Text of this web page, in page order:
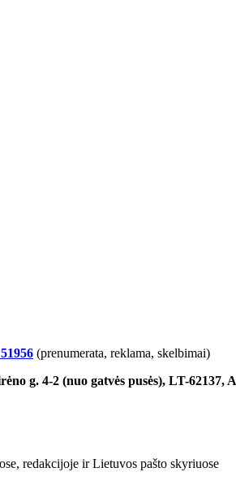
(prenumerata, reklama, skelbimai)
g. 4-2 (nuo gatvės pusės), LT-62137,
redakcijoje ir Lietuvos pašto skyriuose